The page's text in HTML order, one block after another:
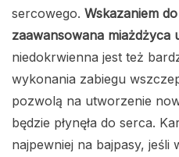
sercowego. Wskazaniem
zaawansowana miażdżyca
niedokrwienna jest też
wykonania zabiegu
pozwolą na utworzenie
będzie płynęła do serca.
najpewniej na bajpasy, jeśli